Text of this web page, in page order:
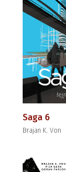
Saga 6
Brajan K. Von